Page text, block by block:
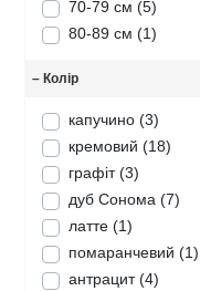
70-79 см (5)
80-89 см (1)
– Колір
капучино (3)
кремовий (18)
графіт(3)
дуб Сонома (7)
латте (1)
помаранчевий (1)
антрацит(4)